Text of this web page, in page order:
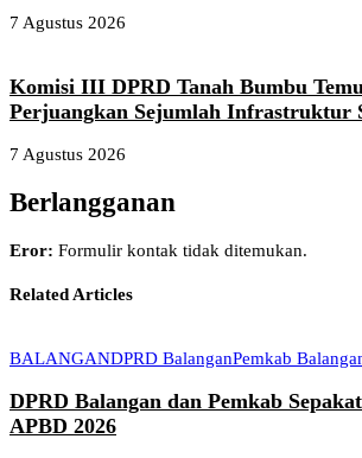
7 Agustus 2026
Komisi III DPRD Tanah Bumbu
Perjuangkan Sejumlah Infrastruktur
7 Agustus 2026
Berlangganan
Eror: Formulir kontak tidak ditemukan.
Related Articles
BALANGANDPRD BalanganPemkab
DPRD Balangan dan Pemkab
APBD 2026